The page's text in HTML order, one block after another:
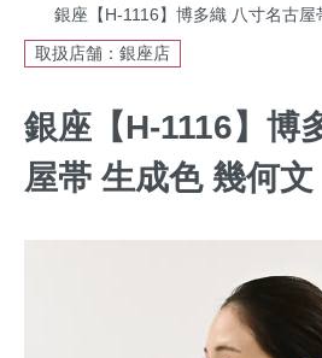
銀座【H-1116】博多織 八寸名古屋
取扱店舗：銀座店
銀座【H-1116】博
屋帯 生成色 幾何文